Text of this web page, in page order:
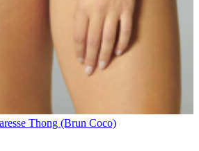
Thong (Brun Coco)